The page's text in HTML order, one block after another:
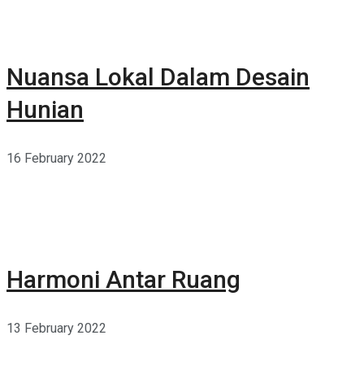
Nuansa Lokal Dalam Desain
Hunian
16 February 2022
Harmoni Antar Ruang
13 February 2022